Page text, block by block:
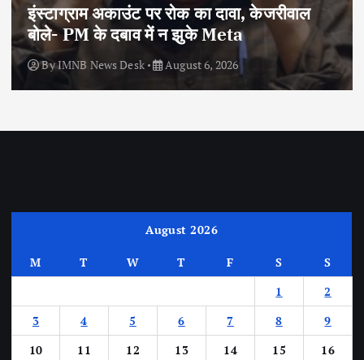
इंस्टाग्राम अकाउंट पर रोक का दावा, केजरीवाल
बोले- PM के दबाव में न झुके Meta
ByIMNB News Desk August 6, 2026
August 2026
M T W T F S
S
1
2
3
4 5 6 7 8
9
10
11 12 13 14 15
16